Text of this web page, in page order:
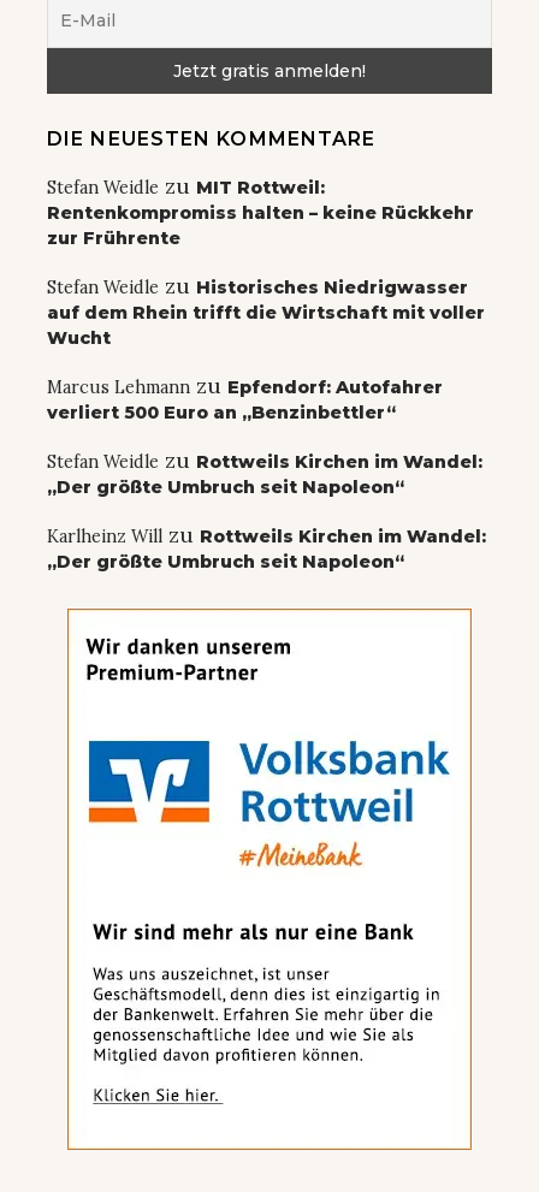
DIE NEUESTEN KOMMENTARE
Stefan Weidle zu MIT Rottweil:
Rentenkompromiss halten – keine Rückkehr
zur Frührente
Stefan Weidle zu Historisches Niedrigwasser
auf dem Rhein trifft die Wirtschaft mit voller
Wucht
Marcus Lehmann zu Epfendorf: Autofahrer
verliert 500 Euro an „Benzinbettler“
Stefan Weidle zu Rottweils Kirchen im Wandel:
„Der größte Umbruch seit Napoleon“
Karlheinz Will zu Rottweils Kirchen im Wandel:
„Der größte Umbruch seit Napoleon“